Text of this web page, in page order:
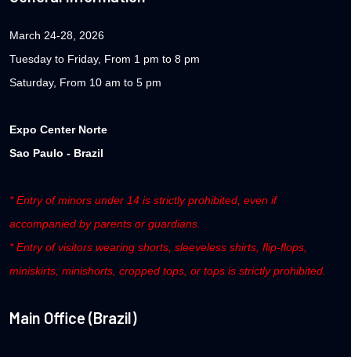
March 24-28, 2026
Tuesday to Friday, From 1 pm to 8 pm
Saturday, From 10 am to 5 pm
Expo Center Norte
Sao Paulo - Brazil
* Entry of minors under 14 is strictly prohibited, even if
accompanied by parents or guardians.
* Entry of visitors wearing shorts, sleeveless shirts, flip-flops,
miniskirts, minishorts, cropped tops, or tops is strictly prohibited.
Main Office (Brazil)